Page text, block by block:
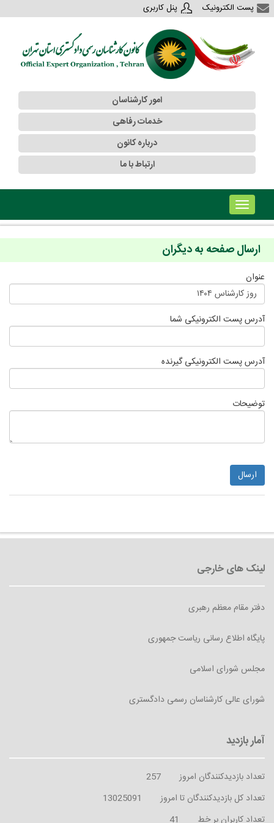
پست الکترونیک پنل کاربری
امور کارشناسان
خدمات رفاهی
درباره کانون
ارتباط با ما
!!!b۱!!!
ارسال صفحه به دیگران
عنوان
روز کارشناس ۱۴۰۴
آدرس پست الکترونیکی شما
آدرس پست الکترونیکی گیرنده
توضیحات
دفتر مقام معظم رهبری
پایگاه اطلاع رسانی ریاست جمهوری
مجلس شورای اسلامی
شورای عالی کارشناسان رسمی دادگستری
تعداد بازدیدکنندگان امروز
257
تعداد کل بازدیدکنندگان تا امروز
13025091